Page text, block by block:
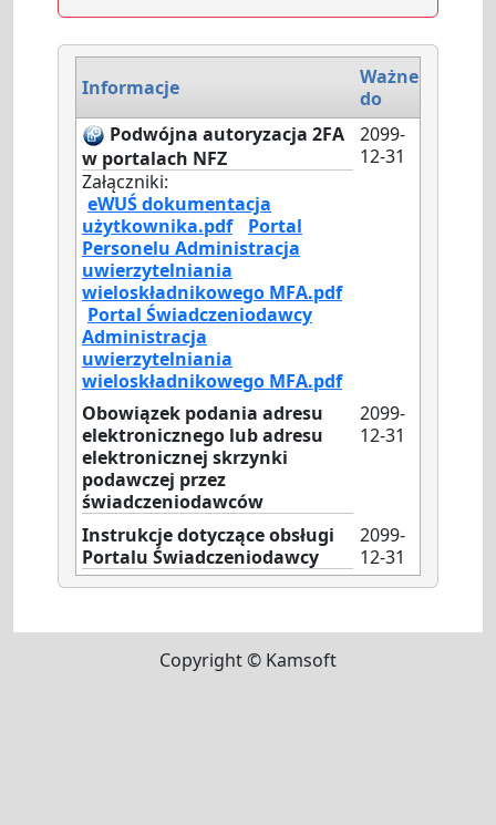
Informacje
Ważne
do
Podwójna autoryzacja 2FA
w portalach NFZ
Załączniki:
eWUŚ dokumentacja
użytkownika.pdf
Portal
Personelu Administracja
uwierzytelniania
wieloskładnikowego MFA.pdf
Portal Świadczeniodawcy
Administracja
uwierzytelniania
wieloskładnikowego MFA.pdf
2099-
12-31
Obowiązek podania adresu
elektronicznego lub adresu
elektronicznej skrzynki
podawczej przez
świadczeniodawców
2099-
12-31
Instrukcje dotyczące obsługi
Portalu Świadczeniodawcy
2099-
12-31
Copyright © Kamsoft